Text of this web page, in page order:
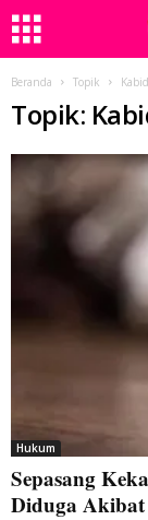
Beranda Topik
Topik:
Hukum
Sepasang
Diduga